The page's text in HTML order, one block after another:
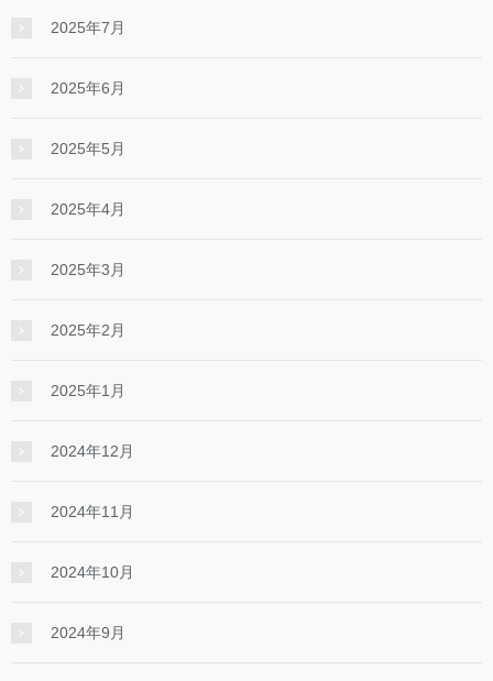
2025年7月
2025年6月
2025年5月
2025年4月
2025年3月
2025年2月
2025年1月
2024年12月
2024年11月
2024年10月
2024年9月